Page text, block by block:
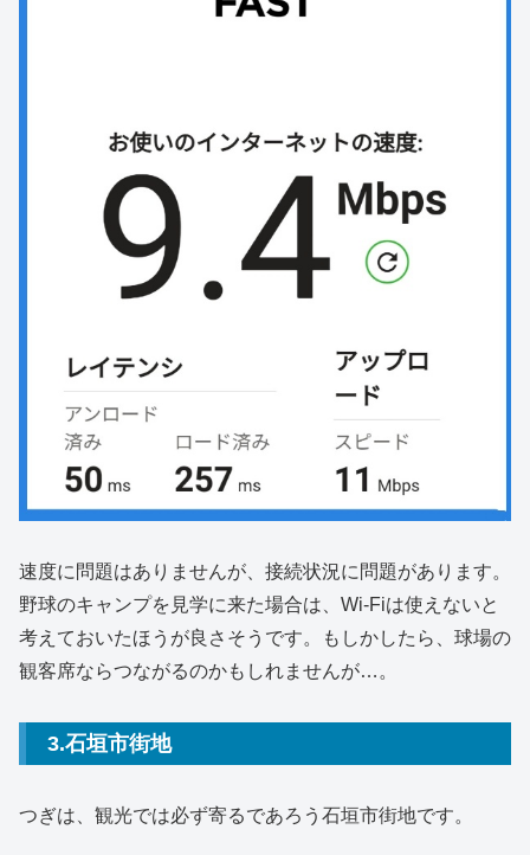
速度に問題はありませんが、接続状況に問題があります。
野球のキャンプを見学に来た場合は、Wi-Fiは使えないと
考えておいたほうが良さそうです。もしかしたら、球場の
観客席ならつながるのかもしれませんが…。
3.石垣市街地
つぎは、観光では必ず寄るであろう石垣市街地です。